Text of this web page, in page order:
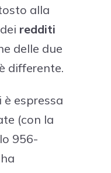
alla
redditi
delle due
differente.
espressa
(con la
956-